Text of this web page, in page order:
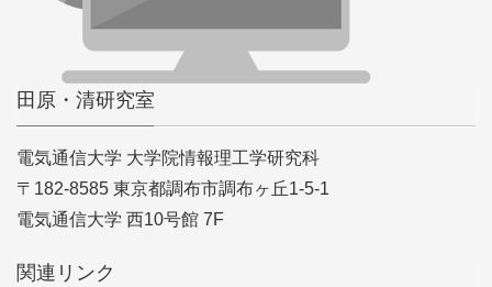
田原・清研究室
電気通信大学 大学院情報理工学研究科
〒182-8585 東京都調布市調布ヶ丘1-5-1
電気通信大学 西10号館 7F
関連リンク